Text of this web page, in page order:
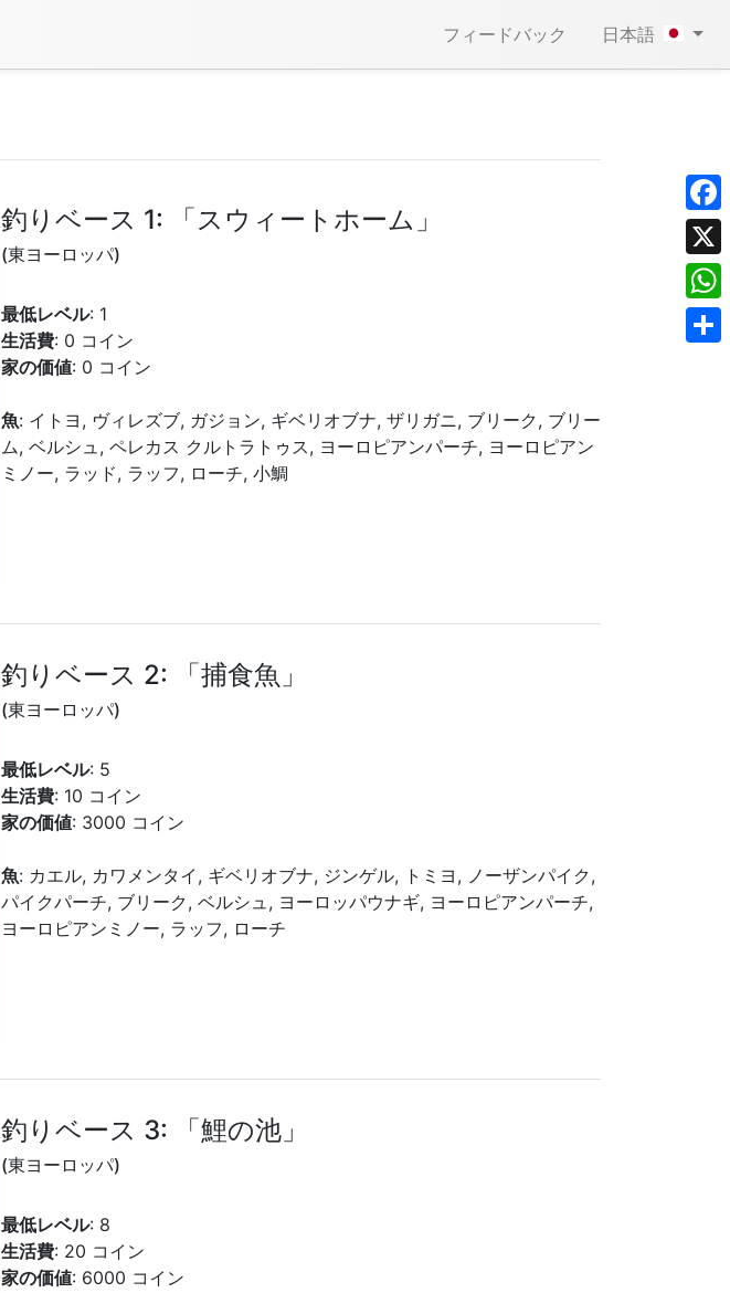
フィードバック 日本語
X
釣りベース 1: 「スウィートホーム」
(東ヨーロッパ)
最低レベル: 1
生活費: 0 コイン
家の価値: 0 コイン
魚: イトヨ, ヴィレズブ, ガジョン, ギベリオブナ, ザリガニ, ブリーク, ブリー
ム, ベルシュ, ペレカス クルトラトゥス, ヨーロピアンパーチ, ヨーロピアン
ミノー, ラッド, ラッフ, ローチ, 小鯛
釣りベース 2: 「捕食魚」
(東ヨーロッパ)
最低レベル: 5
生活費: 10 コイン
家の価値: 3000 コイン
魚: カエル, カワメンタイ, ギベリオブナ, ジンゲル, トミヨ, ノーザンパイク,
パイクパーチ, ブリーク, ベルシュ, ヨーロッパウナギ, ヨーロピアンパーチ,
ヨーロピアンミノー, ラッフ, ローチ
釣りベース 3: 「鯉の池」
(東ヨーロッパ)
最低レベル: 8
生活費: 20 コイン
家の価値: 6000 コイン